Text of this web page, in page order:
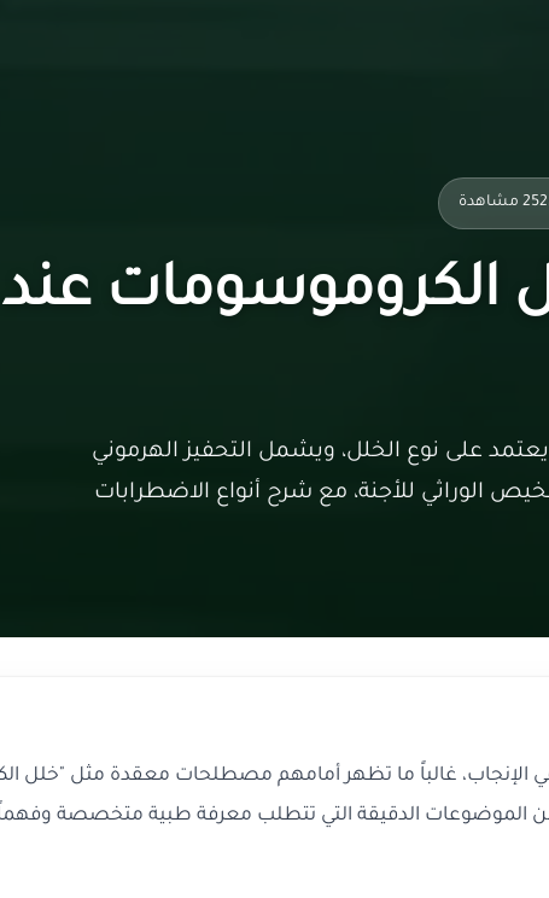
252 مشاهدة
الكروموسومات عند
على نوع الخلل، ويشمل التحفيز الهرموني
الوراثي للأجنة، مع شرح أنواع الاضطرابات
الإنجاب، غالباً ما تظهر أمامهم مصطلحات معقدة مثل "خلل
الموضوعات الدقيقة التي تتطلب معرفة طبية متخصصة وفهماً